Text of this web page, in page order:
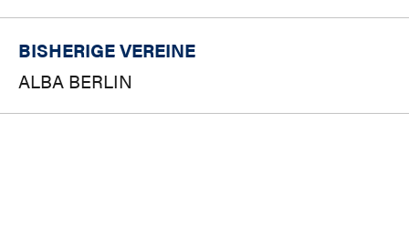
BISHERIGE VEREINE
ALBA BERLIN